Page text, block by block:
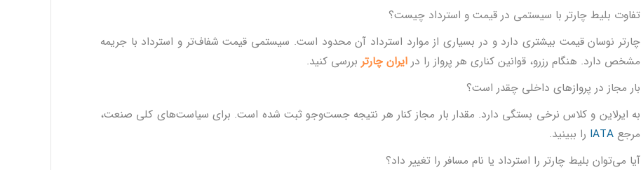
تفاوت بلیط چارتر با سیستمی در قیمت و استرداد چیست؟
چارتر نوسان قیمت بیشتری دارد و در بسیاری از موارد استرداد آن محدود است. سیستمی قیمت شفاف‌تر و استرداد با جریمه
مشخص دارد. هنگام رزرو، قوانین کناری هر پرواز را در ایران چارتر بررسی کنید.
بار مجاز در پروازهای داخلی چقدر است؟
به ایرلاین و کلاس نرخی بستگی دارد. مقدار بار مجاز کنار هر نتیجه جست‌وجو ثبت شده است. برای سیاست‌های کلی صنعت،
مرجع IATA را ببینید.
آیا می‌توان بلیط چارتر را استرداد یا نام مسافر را تغییر داد؟